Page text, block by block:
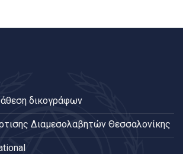
δικογράφων
Διαμεσολαβητών Θεσσαλονίκης